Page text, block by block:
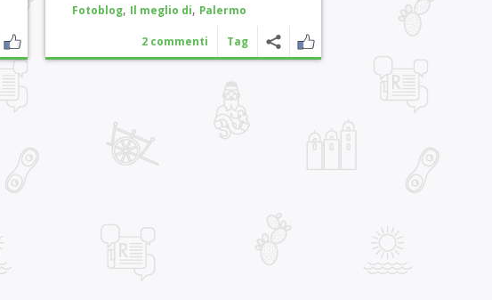
Fotoblog, Il meglio di, Palermo
2 commenti Tag